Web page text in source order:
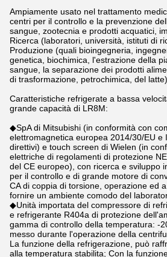
Ampiamente usato nel trattamento
centri per il controllo e la prevenzione
sangue, zootecnia e prodotti acquatici,
Ricerca (laboratori, università, istituti di
Produzione (quali bioingegneria,
genetica, biochimica, l'estrazione della
sangue, la separazione dei prodotti
di trasformazione, petrochimica, del
Caratteristiche refrigerate a bassa
grande capacità di LR8M:
◆SpA di Mitsubishi (in conformità con
elettromagnetica europea 2014/30/EU e
direttivi) e touch screen di Wielen (in
elettriche di regolamenti di protezione
del CE europeo), con ricerca e sviluppo
per il controllo e di grande motore di
CA di coppia di torsione, operazione ed
fornire un ambiente comodo del
◆Unità importata del compressore di
e refrigerante R404a di protezione
gamma di controllo della temperatura:
messo durante l'operazione della
La funzione della refrigerazione, può
alla temperatura stabilita; Con la